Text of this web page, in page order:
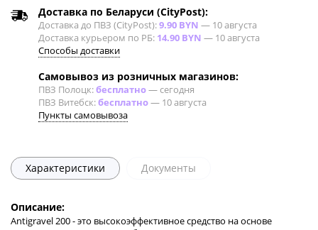
Доставка по Беларуси (CityPost):
Доставка до ПВЗ (CityPost):9.90 BYN — 10 августа
Доставка курьером по РБ: 14.90 BYN — 10 августа
Способы доставки
Самовывоз из розничных магазинов:
ПВЗ Полоцк:бесплатно—сегодня
ПВЗ Витебск:бесплатно— 10 августа
Пункты самовывоза
Характеристики Документы
Описание:
Antigravel 200 - это высокоэффективное средство на основе